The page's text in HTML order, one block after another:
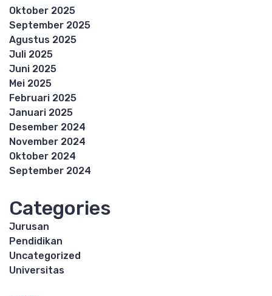
Oktober 2025
September 2025
Agustus 2025
Juli 2025
Juni 2025
Mei 2025
Februari 2025
Januari 2025
Desember 2024
November 2024
Oktober 2024
September 2024
Categories
Jurusan
Pendidikan
Uncategorized
Universitas